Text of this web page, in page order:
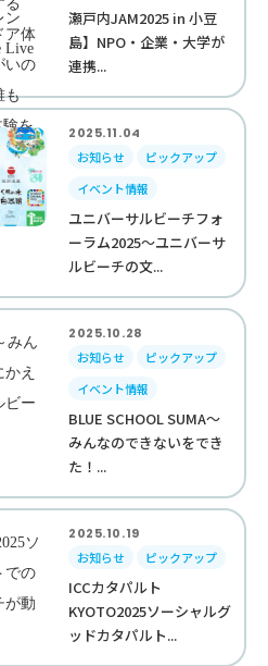
瀬戸内JAM2025 in 小豆
島】NPO・企業・大学が
連携...
2025.11.04
お知らせ
ピックアップ
イベント情報
ユニバーサルビーチフォ
ーラム2025～ユニバーサ
ルビーチの文...
2025.10.28
お知らせ
ピックアップ
イベント情報
BLUE SCHOOL SUMA～
みんなのできないをでき
た！...
2025.10.19
お知らせ
ピックアップ
ICCカタパルト
KYOTO2025ソーシャルグ
ッドカタパルト...